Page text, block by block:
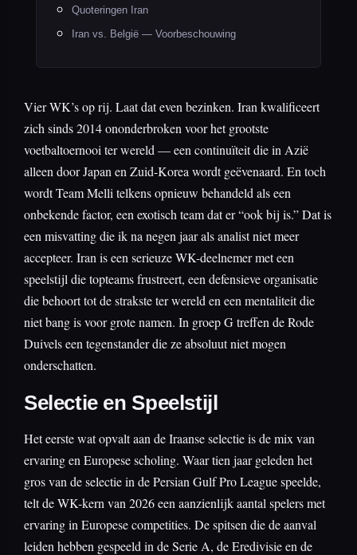
Quoteringen Iran
Iran vs. België — Voorbeschouwing
Vier WK’s op rij. Laat dat even bezinken. Iran kwalificeert
zich sinds 2014 ononderbroken voor het grootste
voetbaltoernooi ter wereld — een continuïteit die in Azië
alleen door Japan en Zuid-Korea wordt geëvenaard. En toch
wordt Team Melli telkens opnieuw behandeld als een
onbekende factor, een exotisch team dat er “ook bij is.” Dat is
een misvatting die ik na negen jaar als analist niet meer
accepteer. Iran is een serieuze WK-deelnemer met een
speelstijl die topteams frustreert, een defensieve organisatie
die behoort tot de strakste ter wereld en een mentaliteit die
niet bang is voor grote namen. In groep G treffen de Rode
Duivels een tegenstander die ze absoluut niet mogen
onderschatten.
Selectie en Speelstijl
Het eerste wat opvalt aan de Iraanse selectie is de mix van
ervaring en Europese scholing. Waar tien jaar geleden het
gros van de selectie in de Persian Gulf Pro League speelde,
telt de WK-kern van 2026 een aanzienlijk aantal spelers met
ervaring in Europese competities. De spitsen die de aanval
leiden hebben gespeeld in de Serie A, de Eredivisie en de